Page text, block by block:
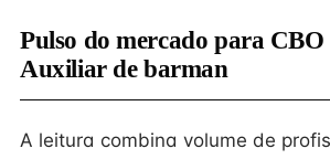
Pulso do mercado para CBO
Auxiliar de barman
A leitura combina volume de